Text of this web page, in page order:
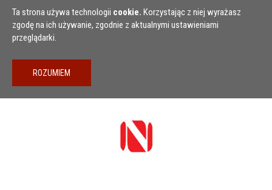
Przejdź do treści
Ta strona używa technologii cookie. Korzystając z niej wyrażasz
zgodę na ich używanie, zgodnie z aktualnymi ustawieniami
przeglądarki.